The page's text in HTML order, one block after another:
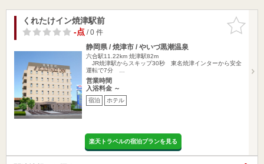
お気に入
りに追加
くれたけイン焼津駅前
-点/ 0 件
静岡県 / 焼津市 / やいづ黒潮温泉
六合駅11.22km 焼津駅82m
JR焼津駅からスキップ30秒 東名焼津インターから安全
運転で7分 …
営業時間
入浴料金 ～
宿泊 ホテル
楽天トラベルの宿泊プランを見る